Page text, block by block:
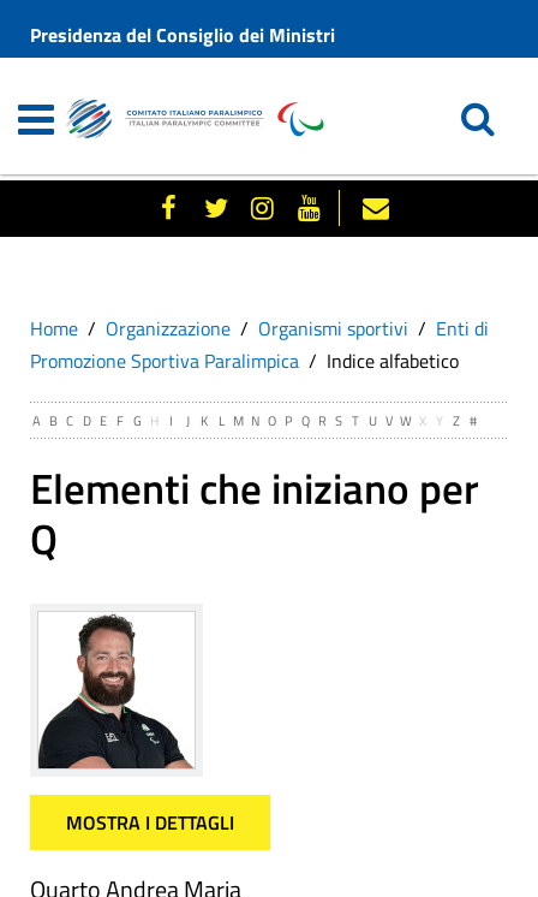
Presidenza del Consiglio dei Ministri
Home Organizzazione Organismi sportivi
Enti di
Promozione Sportiva Paralimpica
Indice alfabetico
A B C D E F G H I J K L M N O P Q R S T U V W X Y Z #
Elementi che iniziano per
Q
MOSTRA I DETTAGLI
Quarto Andrea Maria